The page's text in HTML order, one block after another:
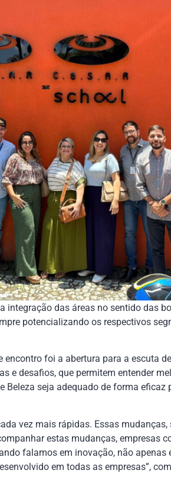
integração das áreas no sentido das
potencializando os respectivos
foi a abertura para a escuta
e desafios, que permitem entender
Beleza seja adequado de forma
vez mais rápidas. Essas
estas mudanças, empresas
falamos em inovação, não
em todas as empresas”,